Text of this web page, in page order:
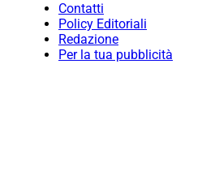
Contatti
Policy Editoriali
Redazione
Per la tua pubblicità